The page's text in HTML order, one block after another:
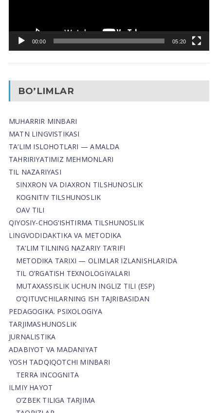
00:00 05:20
BO’LIMLAR
MUHARRIR MINBARI
MATN LINGVISTIKASI
TA’LIM ISLOHOTLARI — AMALDA
TAHRIRIYATIMIZ MEHMONLARI
TIL NAZARIYASI
SINXRON VA DIAXRON TILSHUNOSLIK
KOGNITIV TILSHUNOSLIK
OAV TILI
QIYOSIY-CHOG‘ISHTIRMA TILSHUNOSLIK
LINGVODIDAKTIKA VA METODIKA
TA’LIM TILNING NAZARIY TA’RIFI
METODIKA TARIXI — OLIMLAR IZLANISHLARIDA
TIL O’RGATISH TEXNOLOGIYALARI
MUTAXASSISLIK UCHUN INGLIZ TILI (ESP)
O’QITUVCHILARNING ISH TAJRIBASIDAN
PEDAGOGIKA. PSIXOLOGIYA
TARJIMASHUNOSLIK
JURNALISTIKA
ADABIYOT VA MADANIYAT
YOSH TADQIQOTCHI MINBARI
TERRA INCOGNITA
ILMIY HAYOT
O’ZBEK TILIGA TARJIMA